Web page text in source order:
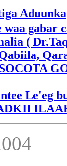
Aduunka
gabar
(
Le'eg